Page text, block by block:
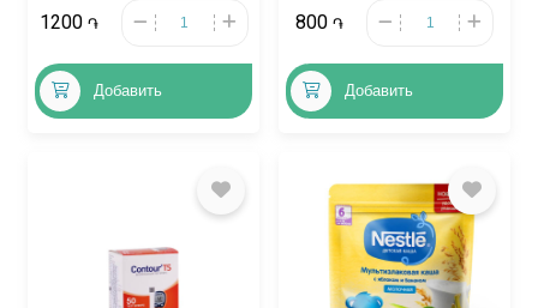
1200 ֏
Добавить
800 ֏
Добавить